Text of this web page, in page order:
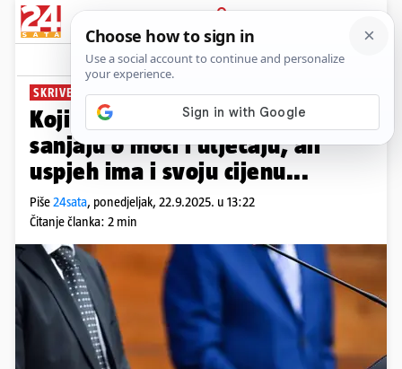
PRIJAVA
News Komentari
SKRIVENA STRANA MOĆI
Koji ste vi tip političara? Mnogi
sanjaju o moći i utjecaju, ali
uspjeh ima i svoju cijenu...
Piše24sata, ponedjeljak, 22.9.2025. u 13:22
Čitanje članka: 2 min